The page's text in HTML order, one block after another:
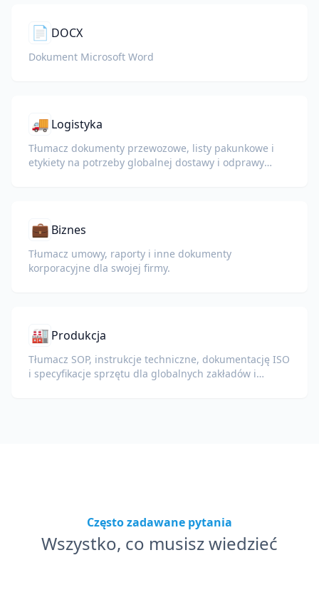
📄 DOCX
Dokument Microsoft Word
🚚 Logistyka
Tłumacz dokumenty przewozowe, listy pakunkowe i
etykiety na potrzeby globalnej dostawy i odprawy
💼 Biznes
Tłumacz umowy, raporty i inne dokumenty
korporacyjne dla swojej firmy.
🏭 Produkcja
Tłumacz SOP, instrukcje techniczne, dokumentację ISO
i specyfikacje sprzętu dla globalnych zakładów i
Często zadawane pytania
Wszystko, co musisz wiedzieć